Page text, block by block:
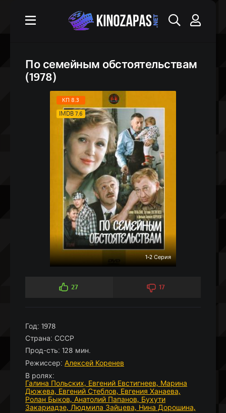
По семейным обстоятельствам
(1978)
КП 8.3
IMDB 7.6
1-2 Серия
27 17
Год: 1978
Страна: СССР
Прод-сть: 128 мин.
Режиссер: Алексей Коренев
В ролях:
Галина Польских, Евгений Евстигнеев, Марина
Дюжева, Евгений Стеблов, Евгения Ханаева,
Ролан Быков, Анатолий Папанов, Бухути
Закариадзе, Людмила Зайцева, Нина Дорошина,